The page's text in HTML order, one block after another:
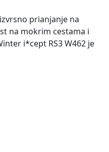
prianjanje na
na mokrim cestama i
i*cept RS3 W462 je